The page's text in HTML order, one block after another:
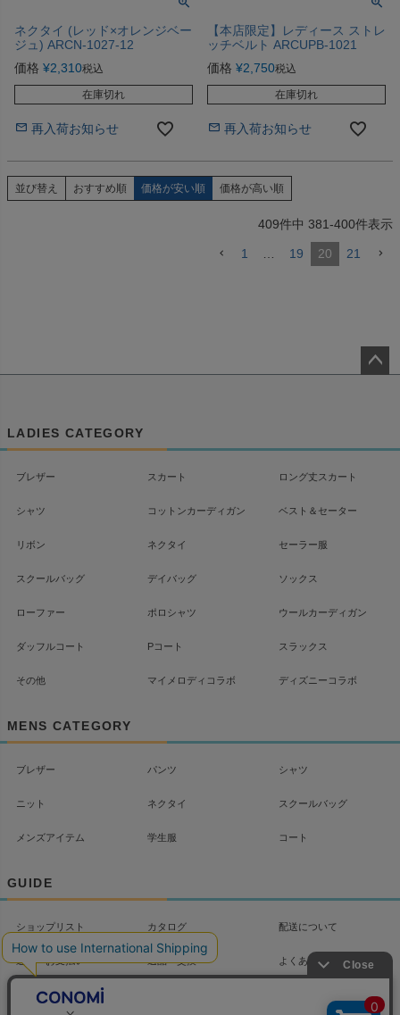
ネクタイ (レッド×オレンジベー
ジュ) ARCN-1027-12
価格 ¥2,310税込
在庫切れ
再入荷お知らせ
【本店限定】レディース ストレ
ッチベルト ARCUPB-1021
価格 ¥2,750税込
在庫切れ
再入荷お知らせ
並び替え おすすめ順 価格が安い順 価格が高い順
409件中 381-400件表示
1 19 20 21
LADIES CATEGORY
ブレザー スカート ロング丈スカート
シャツ コットンカーディガン ベスト＆セーター
リボン ネクタイ セーラー服
スクールバッグ デイバッグ ソックス
ローファー ポロシャツ ウールカーディガン
ダッフルコート Pコート スラックス
その他 マイメロディコラボ ディズニーコラボ
MENS CATEGORY
ブレザー パンツ シャツ
ニット ネクタイ スクールバッグ
メンズアイテム 学生服 コート
GUIDE
ショップリスト カタログ 配送について
送料・お支払い 返品・交換 よくあるご質問
お問い合わせ